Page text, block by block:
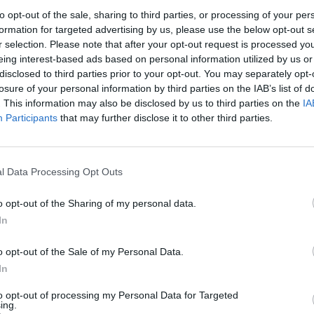
opt-out of the sale, sharing to third parties, or processing of your
for targeted advertising by us, please use the below opt-out
selection. Please note that after your opt-out request is processed
interest-based ads based on personal information utilized by us
to third parties prior to your opt-out. You may separately
of your personal information by third parties on the IAB’s list of
This information may also be disclosed by us to third parties on the
Participants that may further disclose it to other third parties.
Data Processing Opt Outs
opt-out of the Sharing of my personal data.
opt-out of the Sale of my Personal Data.
opt-out of processing my Personal Data for Targeted
DATA PROCESSING SAS DI
EMILIANO & C.
62.01.00
S.R.L. 1-2 milioni 15.20.20
SRL 0-1 milioni
S.R.L. 0-1 milioni 28.29.99
S.
COSTRUZIONI S.R.L.S.
SRL 0-1 milioni